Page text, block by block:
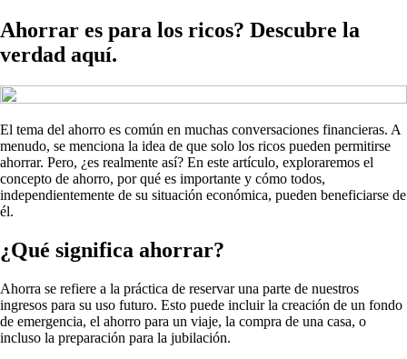
Ahorrar es para los ricos? Descubre la
verdad aquí.
El tema del ahorro es común en muchas conversaciones financieras. A
menudo, se menciona la idea de que solo los ricos pueden permitirse
ahorrar. Pero, ¿es realmente así? En este artículo, exploraremos el
concepto de ahorro, por qué es importante y cómo todos,
independientemente de su situación económica, pueden beneficiarse de
él.
¿Qué significa ahorrar?
Ahorra se refiere a la práctica de reservar una parte de nuestros
ingresos para su uso futuro. Esto puede incluir la creación de un fondo
de emergencia, el ahorro para un viaje, la compra de una casa, o
incluso la preparación para la jubilación.